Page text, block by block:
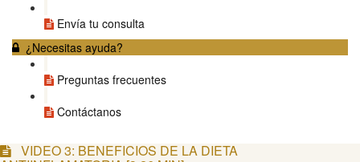
Envía tu consulta
¿Necesitas ayuda?
Preguntas frecuentes
Contáctanos
VIDEO 3: BENEFICIOS DE LA DIETA